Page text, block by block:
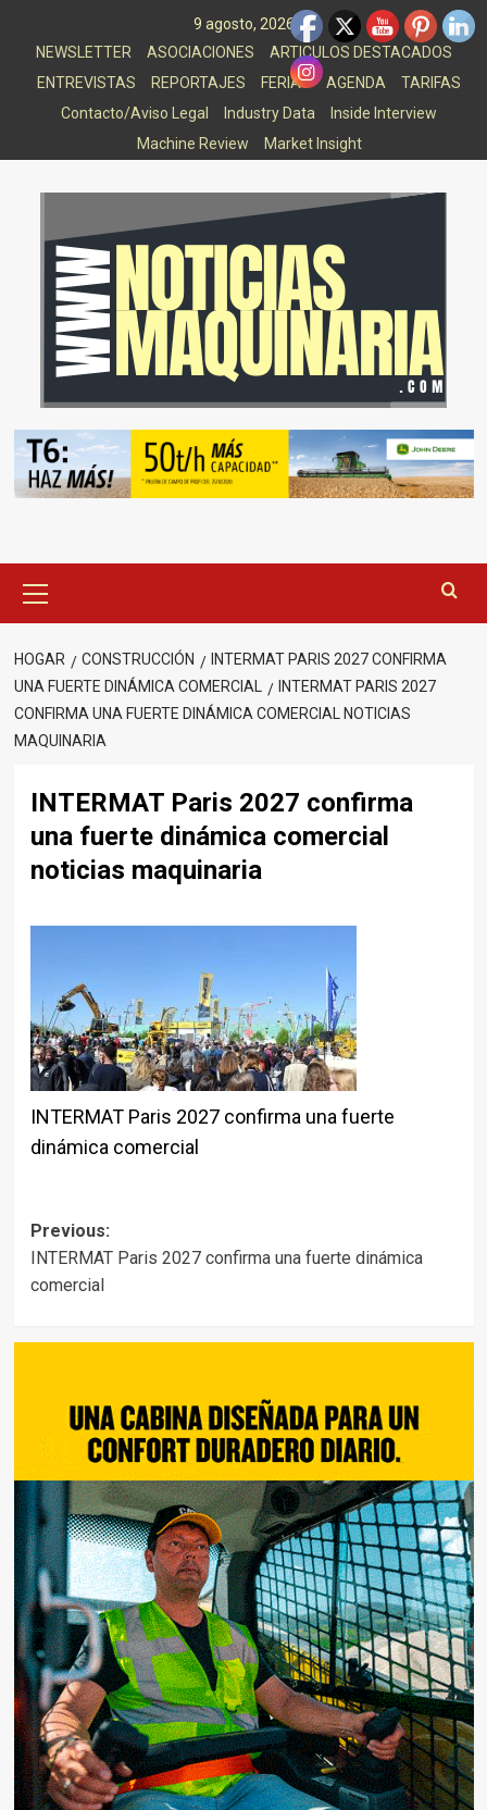
9 agosto, 2026
NEWSLETTER
ASOCIACIONES
ARTICULOS DESTACADOS
ENTREVISTAS
REPORTAJES FERIAS AGENDA
TARIFAS
Contacto/Aviso Legal
Industry Data
Inside Interview
Machine Review
Market Insight
principal
HOGAR CONSTRUCCIÓN
INTERMAT PARIS 2027 CONFIRMA
UNA FUERTE DINÁMICA COMERCIAL
INTERMAT PARIS 2027
CONFIRMA UNA FUERTE DINÁMICA COMERCIAL NOTICIAS
MAQUINARIA
INTERMAT Paris 2027 confirma
una fuerte dinámica comercial
noticias maquinaria
INTERMAT Paris 2027 confirma una fuerte
dinámica comercial
Post
navigation
Previous:
INTERMAT Paris 2027 confirma una fuerte dinámica
comercial